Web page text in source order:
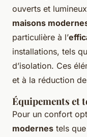
ouverts et
maisons
particulière à l’
installations, tels
d’isolation. Ces
et à la réduction
Équipements et
Pour un confort
modernes tels